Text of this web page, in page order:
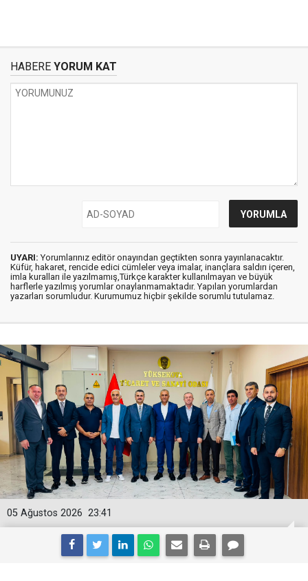
HABERE YORUM KAT
UYARI: Yorumlarınız editör onayından geçtikten sonra yayınlanacaktır.
Küfür, hakaret, rencide edici cümleler veya imalar, inançlara saldırı içeren,
imla kuralları ile yazılmamış,Türkçe karakter kullanılmayan ve büyük
harflerle yazılmış yorumlar onaylanmamaktadır. Yapılan yorumlardan
yazarları sorumludur. Kurumumuz hiçbir şekilde sorumlu tutulamaz.
23:41
05 Ağustos 2026